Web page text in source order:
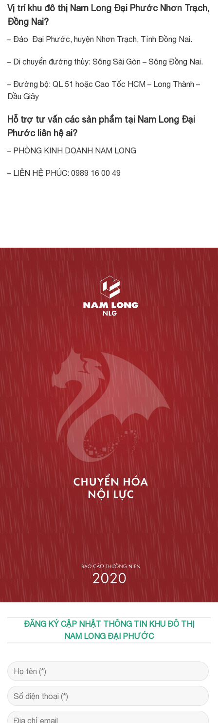
Vị trí khu đô thị Nam Long Đại Phước Nhơn Trạch,
Đồng Nai?
– Đảo Đại Phước, huyện Nhơn Trạch, Tỉnh Đồng Nai.
– Di chuyển đường thủy: Sông Sài Gòn – Sông Đồng Nai.
– Đường bộ: QL 51 hoặc Cao Tốc HCM – Long Thành –
Dầu Giây
Hỗ trợ tư vấn các sản phẩm tại Nam Long Đại
Phước liên hệ ai?
– PHÒNG KINH DOANH NAM LONG
– LIÊN HỆ PHÚC: 0989 16 00 49
ĐĂNG KÝ CẬP NHẬT THÔNG TIN KHU ĐÔ THỊ
NAM LONG ĐẠI PHƯỚC